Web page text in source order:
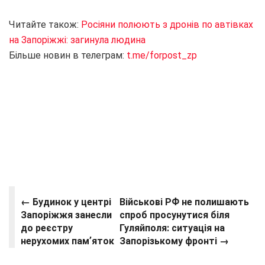
Читайте також: Росіяни полюють з дронів по автівках
на Запоріжжі: загинула людина
Більше новин в телеграм: t.me/forpost_zp
← Будинок у центрі
Запоріжжя занесли
до реєстру
нерухомих памʼяток
Військові РФ не полишають
спроб просунутися біля
Гуляйполя: ситуація на
Запорізькому фронті →